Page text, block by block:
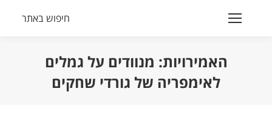
Search:
חיפוש באתר
האמירויות: מנוודים על גמלים
לאימפריה של גורדי שחקים